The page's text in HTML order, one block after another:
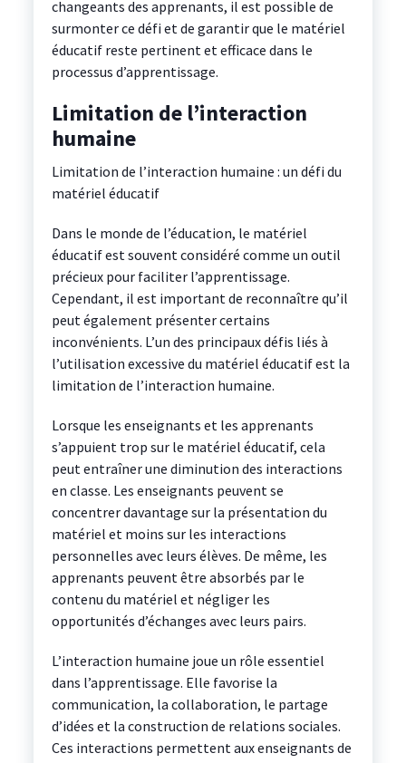
changeants des apprenants, il est possible de
surmonter ce défi et de garantir que le matériel
éducatif reste pertinent et efficace dans le
processus d’apprentissage.
Limitation de l’interaction
humaine
Limitation de l’interaction humaine : un défi du
matériel éducatif
Dans le monde de l’éducation, le matériel
éducatif est souvent considéré comme un outil
précieux pour faciliter l’apprentissage.
Cependant, il est important de reconnaître qu’il
peut également présenter certains
inconvénients. L’un des principaux défis liés à
l’utilisation excessive du matériel éducatif est la
limitation de l’interaction humaine.
Lorsque les enseignants et les apprenants
s’appuient trop sur le matériel éducatif, cela
peut entraîner une diminution des interactions
en classe. Les enseignants peuvent se
concentrer davantage sur la présentation du
matériel et moins sur les interactions
personnelles avec leurs élèves. De même, les
apprenants peuvent être absorbés par le
contenu du matériel et négliger les
opportunités d’échanges avec leurs pairs.
L’interaction humaine joue un rôle essentiel
dans l’apprentissage. Elle favorise la
communication, la collaboration, le partage
d’idées et la construction de relations sociales.
Ces interactions permettent aux enseignants de